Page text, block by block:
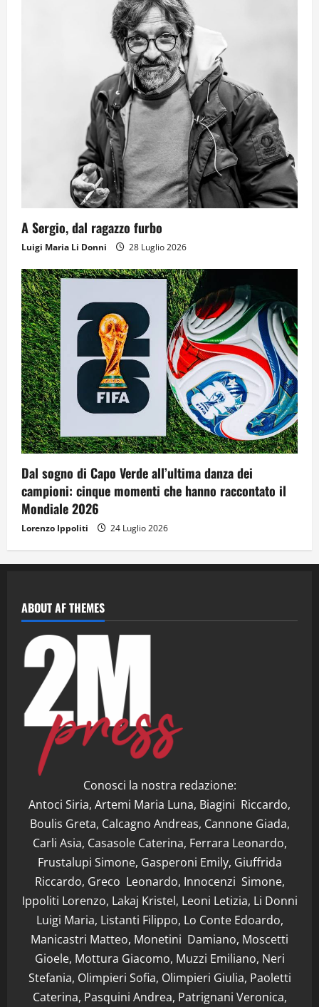
A Sergio, dal ragazzo furbo
Luigi Maria Li Donni 28 Luglio 2026
Dal sogno di Capo Verde all’ultima danza dei
campioni: cinque momenti che hanno raccontato il
Mondiale 2026
Lorenzo Ippoliti 24 Luglio 2026
ABOUT AF THEMES
Conosci la nostra redazione:
Antoci Siria, Artemi Maria Luna, Biagini Riccardo,
Boulis Greta, Calcagno Andreas, Cannone Giada,
Carli Asia, Casasole Caterina, Ferrara Leonardo,
Frustalupi Simone, Gasperoni Emily, Giuffrida
Riccardo, Greco Leonardo, Innocenzi Simone,
Ippoliti Lorenzo, Lakaj Kristel, Leoni Letizia, Li Donni
Luigi Maria, Listanti Filippo, Lo Conte Edoardo,
Manicastri Matteo, Monetini Damiano, Moscetti
Gioele, Mottura Giacomo, Muzzi Emiliano, Neri
Stefania, Olimpieri Sofia, Olimpieri Giulia, Paoletti
Caterina, Pasquini Andrea, Patrignani Veronica,